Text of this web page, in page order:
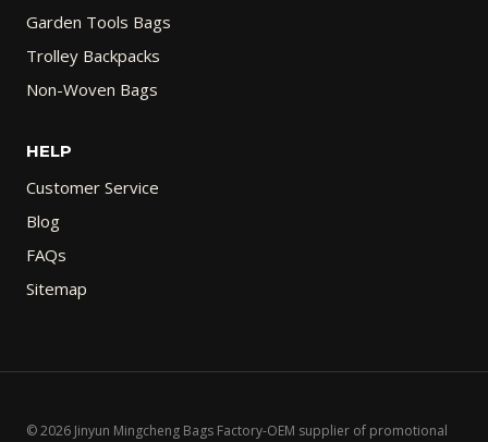
Garden Tools Bags
Trolley Backpacks
Non-Woven Bags
HELP
Customer Service
Blog
FAQs
Sitemap
© 2026 Jinyun Mingcheng Bags Factory-OEM supplier of promotional